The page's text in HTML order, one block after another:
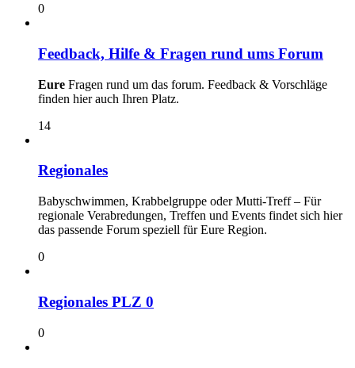
0
Feedback, Hilfe & Fragen rund ums Forum
Eure Fragen rund um das forum. Feedback & Vorschläge
finden hier auch Ihren Platz.
14
Regionales
Babyschwimmen, Krabbelgruppe oder Mutti-Treff – Für
regionale Verabredungen, Treffen und Events findet sich hier
das passende Forum speziell für Eure Region.
0
Regionales PLZ 0
0